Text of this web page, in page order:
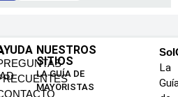
NUESTROS
SITIOS
LA GUÍA DE
MAYORISTAS
La